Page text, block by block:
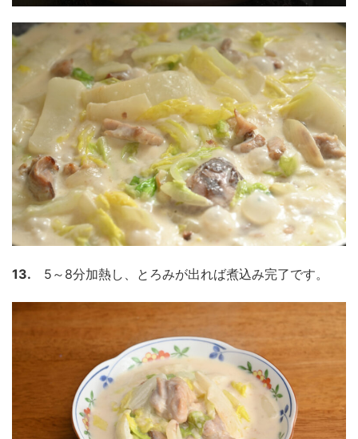
13. 5～8分加熱し、とろみが出れば煮込み完了です。